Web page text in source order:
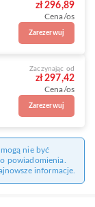
zł 296,89
Cena/os
Zarezerwuj
Zaczynając od
zł 297,42
Cena/os
Zarezerwuj
nie być
powiadomienia.
informacje.